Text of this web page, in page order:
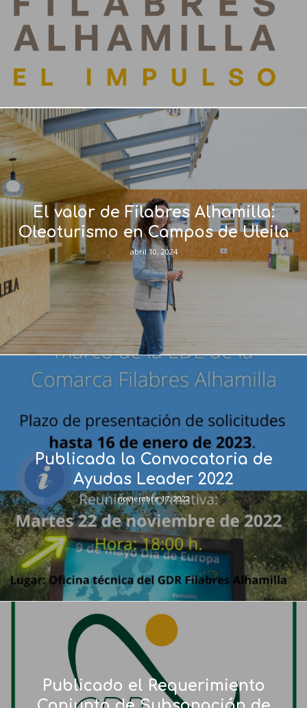
El valor de Filabres Alhamilla:
Oleoturismo en Campos de Uleila
abril 10, 2024
Publicada la Convocatoria de
Ayudas Leader 2022
noviembre 17, 2022
Publicado el Requerimiento